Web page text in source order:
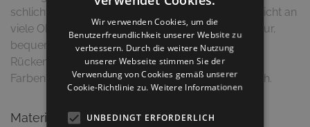
schlichtes, wieder erkennbares Design, das sich leicht an
viele Objektumgebungen anpasst. Robuste Struktur,
bequeme Sitzfläche und ergonomisch geformtes
Rückenbrett. Die Holzstruktur des Stuhls ist in den
Farben Eiche, Schwarz oder Grün gebeizt erhältlich.
Material & Ausführung
Wir verwenden Cookies, um die
Benutzerfreundlichkeit unserer Website zu
verbessern. Durch die weitere Nutzung
unserer Webseite stimmen Sie der
Verwendung von Cookies gemäß unserer
Cookie-Richtlinie zu.Weitere Informationen
UNBEDINGT ERFORDERLICH